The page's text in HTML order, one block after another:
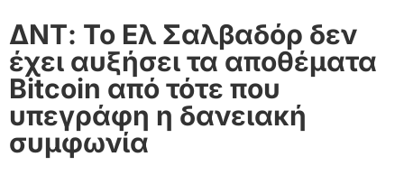
ΔΝΤ: Το Ελ Σαλβαδόρ δεν
έχει αυξήσει τα αποθέματα
Bitcoin από τότε που
υπεγράφη η δανειακή
συμφωνία